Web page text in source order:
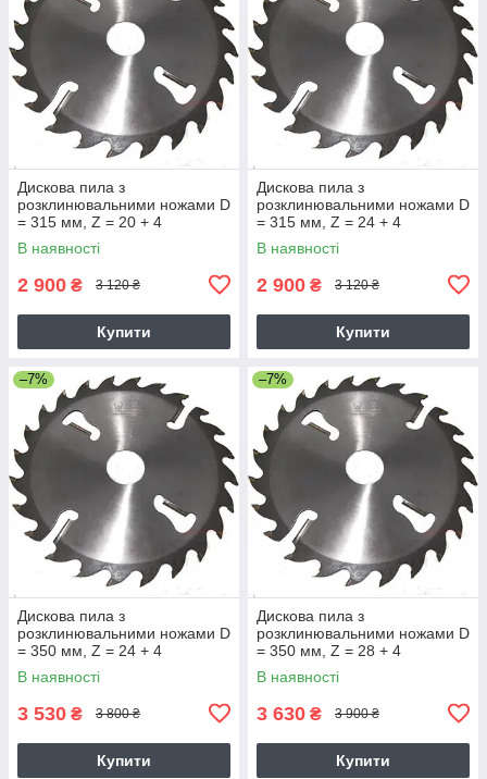
Дискова пила з
розклинювальними ножами D
= 315 мм, Z = 20 + 4
В наявності
2 900 ₴ 3 120 ₴
Купити
Дискова пила з
розклинювальними ножами D
= 315 мм, Z = 24 + 4
В наявності
2 900 ₴ 3 120 ₴
Купити
–7%
Дискова пила з
розклинювальними ножами D
= 350 мм, Z = 24 + 4
В наявності
3 530 ₴ 3 800 ₴
Купити
–7%
Дискова пила з
розклинювальними ножами D
= 350 мм, Z = 28 + 4
В наявності
3 630 ₴ 3 900 ₴
Купити